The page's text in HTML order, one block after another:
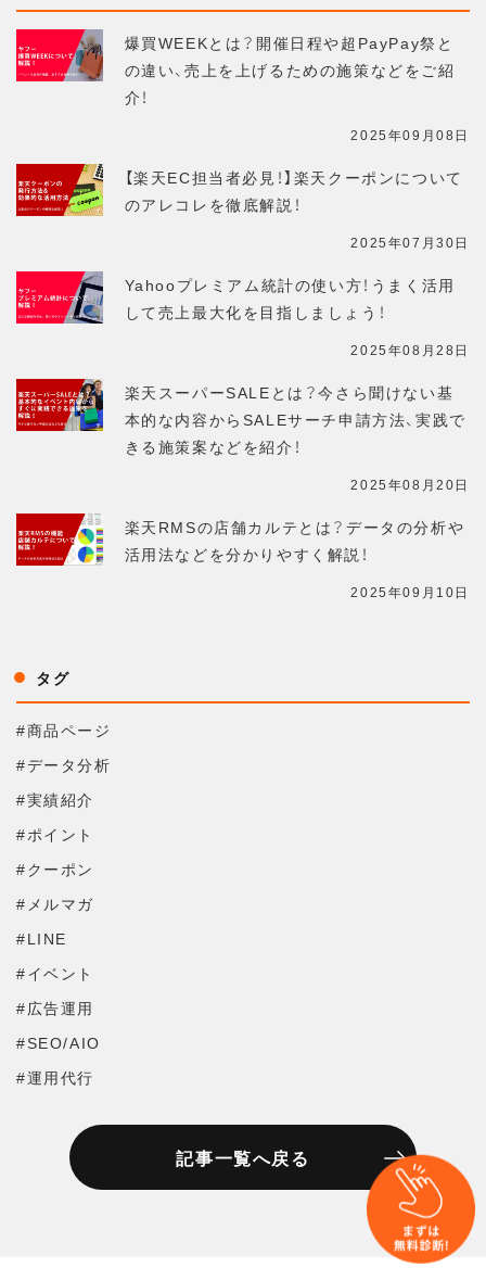
爆買WEEKとは？開催日程や超PayPay祭と
の違い、売上を上げるための施策などをご紹
介！
2025年09月08日
【楽天EC担当者必見！】楽天クーポンについて
のアレコレを徹底解説！
2025年07月30日
Yahooプレミアム統計の使い方！うまく活用
して売上最大化を目指しましょう！
2025年08月28日
楽天スーパーSALEとは？今さら聞けない基
本的な内容からSALEサーチ申請方法、実践で
きる施策案などを紹介！
2025年08月20日
楽天RMSの店舗カルテとは？データの分析や
活用法などを分かりやすく解説！
2025年09月10日
タグ
#商品ページ
#データ分析
#実績紹介
#ポイント
#クーポン
#メルマガ
#LINE
#イベント
#広告運用
#SEO/AIO
#運用代行
記事一覧へ戻る